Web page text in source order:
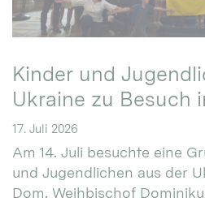
Kinder und
Ukraine zu Besuch
17. Juli 2026
Am 14. Juli besuchte eine
und Jugendlichen aus der
Dom. Weihbischof